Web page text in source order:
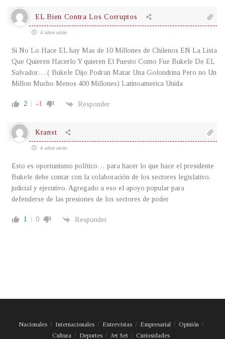
EL Bien Contra Los Corruptos
4 años atrás
Si No Lo Hace EL hay Mas de 10 Millones de Chilenos EN La Lista
Que Quieren Hacerlo Y quieren El Puesto Como Fue Bukele De EL
Salvador….( Bukele Dijo Podran Matar Una Golondrina Pero no Un
Millon Mucho Menos 400 Millones) Latinoamerica Unida
2 -1 Responder
Kranst
4 años atrás
Esto es oportunismo político… para hacer lo que hace el presidente
Bukele debe contar con la colaboración de los sectores legislativo,
judicial y ejecutivo. Agregado a eso el apoyo popular para
defenderse de las presiones de los sectores de poder
1 0 Responder
Nacionales Internacionales Entrevistas Empresarial
Opinión
Cultura
Deportes Jet Set Curiosidades